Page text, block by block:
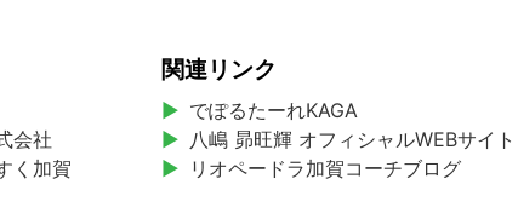
会社
く加賀
関連リンク
でぽるたーれKAGA
八嶋 昴旺輝 オフィシャルWEBサイ
リオペードラ加賀コーチブログ